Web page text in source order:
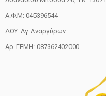
Α.Φ.Μ: 045396544
ΔΟΥ: Αγ. Αναργύρων
Αρ. ΓΕΜΗ: 087362402000